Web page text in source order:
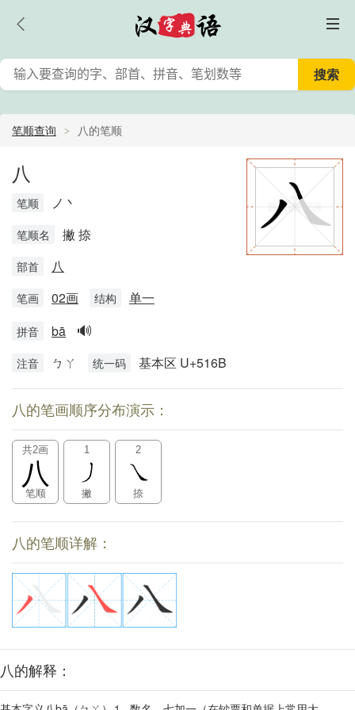
笔顺查询 八的笔顺
八
笔顺 ノ丶
笔顺名 撇 捺
部首 八
笔画 02画 结构 单一
拼音 bā 🔊
注音 ㄅㄚ 统一码 基本区 U+516B
八的笔画顺序分布演示：
共2画
八
笔顺
1
撇
2
捺
八的笔顺详解：
八的解释：